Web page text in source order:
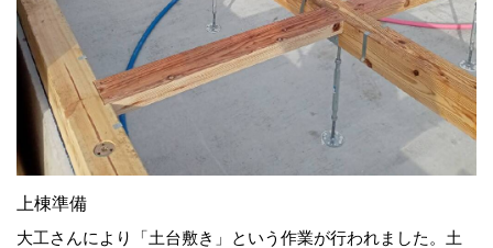
上棟準備
大工さんにより「土台敷き」という作業が行われました。土